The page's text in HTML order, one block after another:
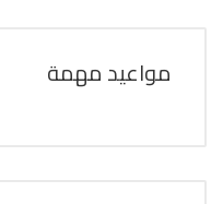
مواعيد مهمة